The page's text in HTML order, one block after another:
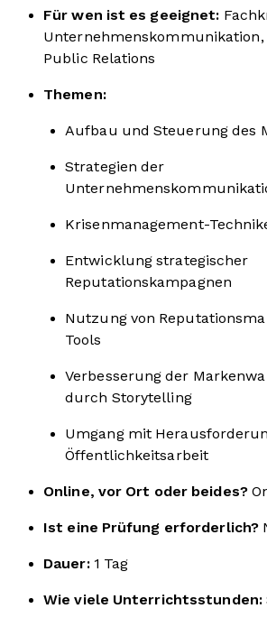
Für wen ist es geeignet:
Unternehmenskommunikation,
Public Relations
Themen:
Aufbau und Steuerung des
Strategien der
Krisenmanagement-
Entwicklung strategischer
Reputationskampagnen
Nutzung von
Tools
Verbesserung der
durch Storytelling
Umgang mit
Öffentlichkeitsarbeit
Online, vor Ort oder beides?
Ist eine Prüfung erforderlich?
Dauer:1 Tag
Wie viele Unterrichtsstunden: